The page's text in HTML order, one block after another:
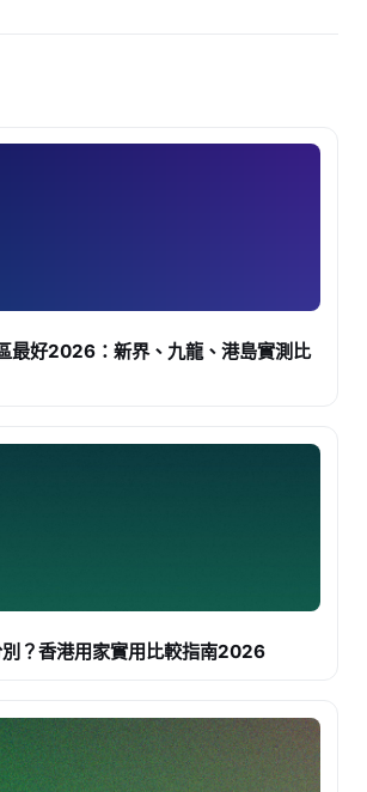
最好2026：新界、九龍、港島實測比
？香港用家實用比較指南2026